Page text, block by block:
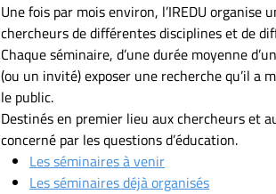
Une fois par mois environ, l’IREDU organise
chercheurs de différentes disciplines et de
Chaque séminaire, d’une durée moyenne
(ou un invité) exposer une recherche qu’il a
le public.
Destinés en premier lieu aux chercheurs et
concerné par les questions d’éducation.
Les séminaires à venir
Les séminaires déjà organisés